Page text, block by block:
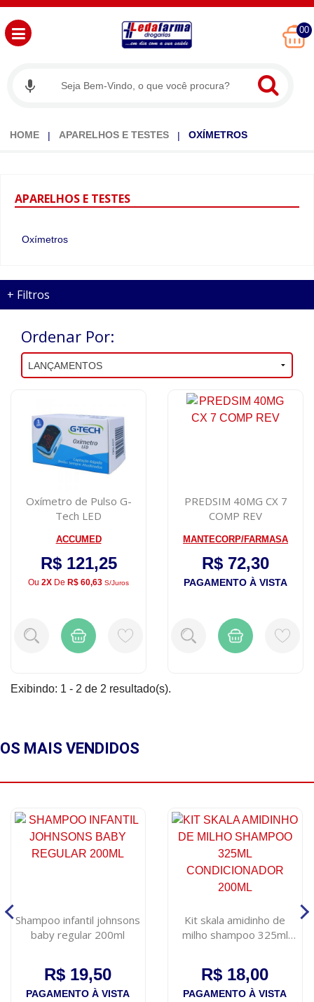
00
HOME APARELHOS E TESTES OXÍMETROS
APARELHOS E TESTES
Oxímetros
+ Filtros
Ordenar Por:
Oxímetro de Pulso G-
Tech LED
ACCUMED
R$ 121,25
Ou 2X De R$ 60,63 S/juros
PREDSIM 40MG CX 7
COMP REV
MANTECORP/FARMASA
R$ 72,30
PAGAMENTO À VISTA
Exibindo: 1 - 2 de 2 resultado(s).
OS MAIS VENDIDOS
Shampoo infantil johnsons
baby regular 200ml
R$ 19,50
PAGAMENTO À VISTA
Kit skala amidinho de
milho shampoo 325ml
R$ 18,00
PAGAMENTO À VISTA